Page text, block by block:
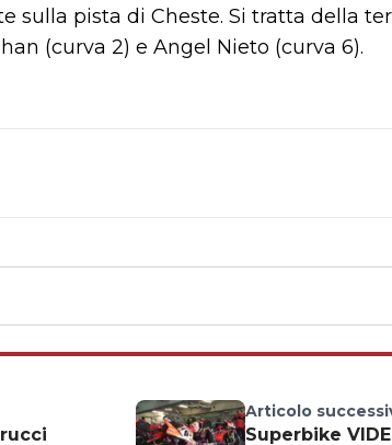
sulla pista di Cheste. Si tratta della
(curva 2) e Angel Nieto (curva 6).
Articolo
Superbike